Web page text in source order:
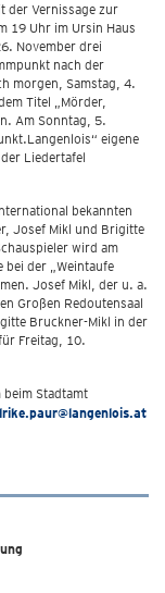
der Vernissage zur
19 Uhr im Ursin Haus
November drei
nach der
morgen, Samstag, 4.
Titel „Mörder,
Am Sonntag, 5.
eigene
Liedertafel
bekannten
Josef Mikl und Brigitte
wird am
bei der „Weintaufe
Josef Mikl, der u. a.
Großen Redoutensaal
Bruckner-Mikl in der
Freitag, 10.
Stadtamt